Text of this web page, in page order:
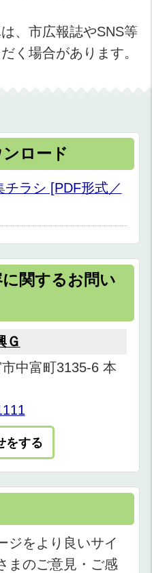
、市広報誌やSNS等
く場合があります。
ロード
ラシ [PDF形式／
関するお問い
Ｇ
中富町3135-6 本
をする
ジをより良いサイ
まのご意見・ご感